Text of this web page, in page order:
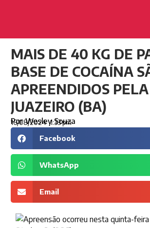
MAIS DE 40 KG DE
BASE DE COCAÍNA
APREENDIDOS
JUAZEIRO (BA)
PorWesley Souza
16/08/2024 1:33 pm
Facebook
WhatsApp
Email